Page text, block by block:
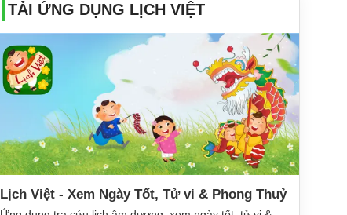
TẢI ỨNG DỤNG LỊCH VIỆT
Lịch Việt - Xem Ngày Tốt, Tử vi & Phong Thuỷ